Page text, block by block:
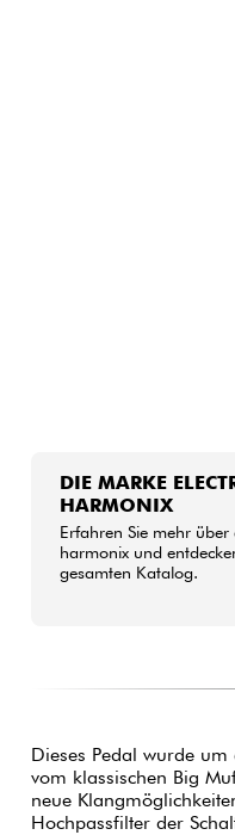
DIE MARKE
HARMONIX
Erfahren Sie mehr
harmonix und
gesamten Katalog.
Dieses Pedal wurde
vom klassischen Big
neue
Hochpassfilter der